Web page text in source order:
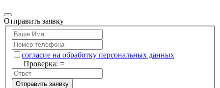
Отправить заявку
согласие на обработку персональных данных
Проверка: =